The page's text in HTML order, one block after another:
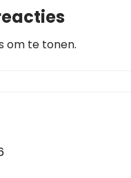
om te tonen.